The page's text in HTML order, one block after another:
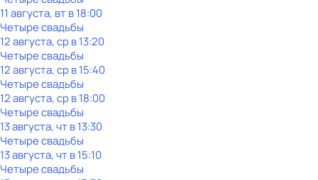
11 августа, вт в 18:00
Четыре свадьбы
12 августа, ср в 13:20
Четыре свадьбы
12 августа, ср в 15:40
Четыре свадьбы
12 августа, ср в 18:00
Четыре свадьбы
13 августа, чт в 13:30
Четыре свадьбы
13 августа, чт в 15:10
Четыре свадьбы